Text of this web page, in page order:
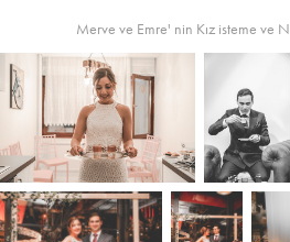
Merve ve Emre' nin Kız isteme ve